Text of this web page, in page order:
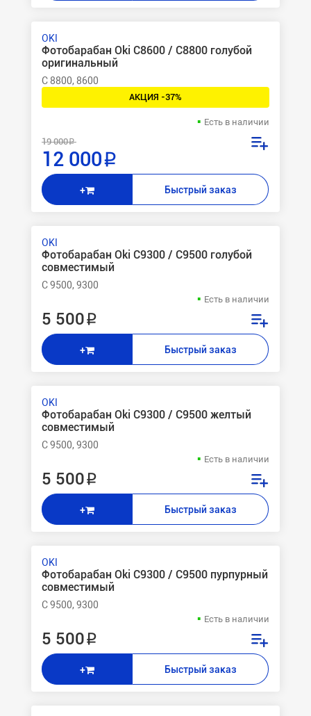
OKI
Фотобарабан Oki C8600 / C8800 голубой
оригинальный
C 8800, 8600
АКЦИЯ -37%
Есть в наличии
19 000 ₽
12 000 ₽
+ Быстрый заказ
OKI
Фотобарабан Oki C9300 / C9500 голубой
совместимый
C 9500, 9300
Есть в наличии
5 500 ₽
+ Быстрый заказ
OKI
Фотобарабан Oki C9300 / C9500 желтый
совместимый
C 9500, 9300
Есть в наличии
5 500 ₽
+ Быстрый заказ
OKI
Фотобарабан Oki C9300 / C9500 пурпурный
совместимый
C 9500, 9300
Есть в наличии
5 500 ₽
+ Быстрый заказ